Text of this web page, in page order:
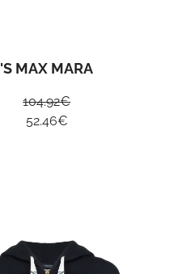
'S MAX MARA
104.92€
52.46€